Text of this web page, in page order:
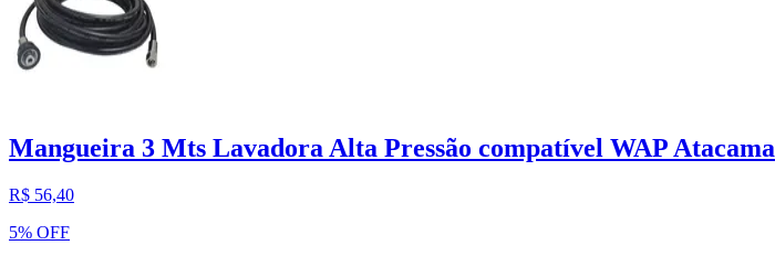
Mangueira 3 Mts Lavadora Alta Pressão compatível WAP Atacama
R$ 56,40
5% OFF